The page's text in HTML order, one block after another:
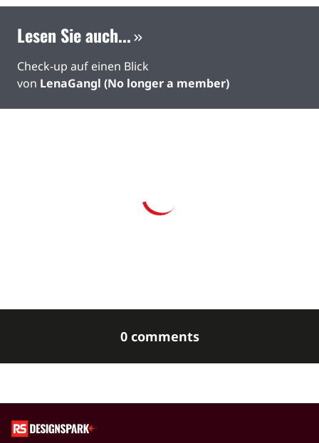
Lesen Sie auch...
Check-up auf einen Blick
von LenaGangl (No longer a member)